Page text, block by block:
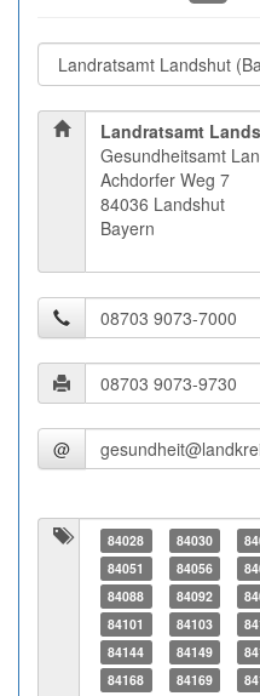
Landratsamt
Gesundheitsamt
Achdorfer Weg 7
84036 Landshut
Bayern
@
84028 84030
84051
84056
84088
84092
84101
84103
84144
84149
84168
84169